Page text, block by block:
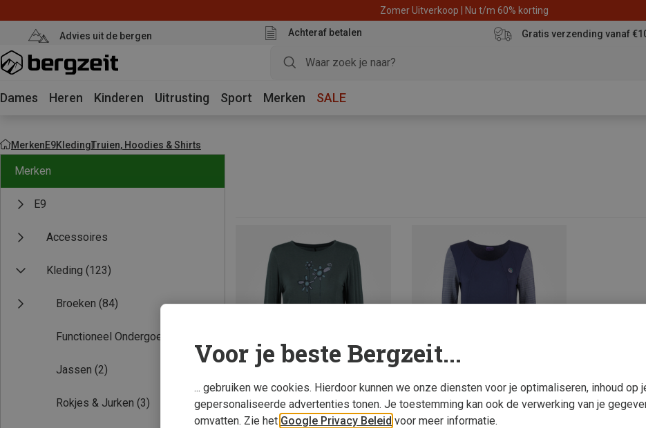
Zomer Uitverkoop | Nu t/m 60% korting
Advies uit de bergen Achteraf betalen Gratis verzending vanaf
Dames Heren Kinderen Uitrusting Sport Merken SALE
MerkenE9KledingTruien, Hoodies & Shirts
Merken
E9
Accessoires
Kleding (123)
Broeken (84)
Functioneel Ondergoed
Jassen (2)
Rokjes & Jurken (3)
Voor je beste Bergzeit...
... gebruiken we cookies. Hierdoor kunnen we onze diensten voor je optimaliseren, inhoud op
gepersonaliseerde advertenties tonen. Je toestemming kan ook de verwerking van je
omvatten. Zie het Google Privacy Beleid voor meer informatie.